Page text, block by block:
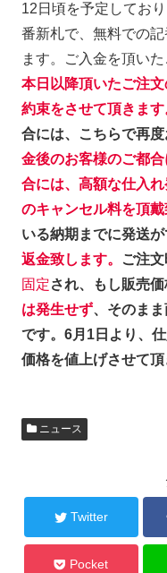
12日頃を予定してお
番新札で、無料での
ます。ご入金を頂い
本日以降頂いたご注
約束をさせて頂きます
合には、こちらで再度
金後のお客様のご都
合には、高額な仕入
のキャンセル料を頂戴
いる納期までに発送
返金致します。
ご注
固定され、もし販売
は発生せず、そのま
です。6月1日より、
価格を値上げさせて頂
ニュース
Twitter
Pocket